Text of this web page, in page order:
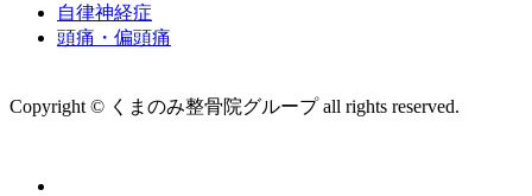
自律神経症
頭痛・偏頭痛
Copyright © くまのみ整骨院グループ all rights reserved.